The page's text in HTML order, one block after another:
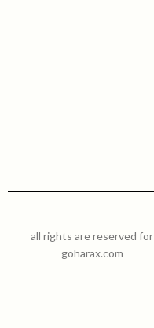
all rights are reserved for
goharax.com